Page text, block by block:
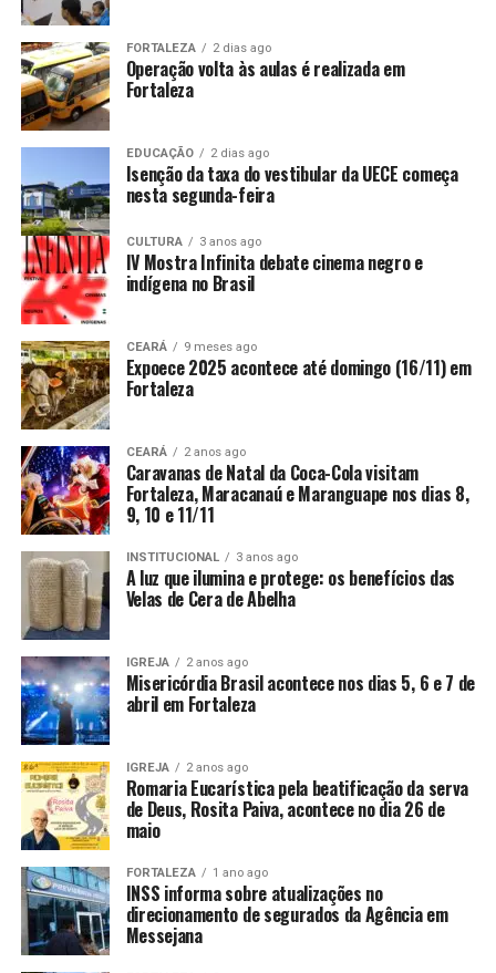
FORTALEZA 2 dias ago
Operação volta às aulas é realizada em
Fortaleza
EDUCAÇÃO 2 dias ago
Isenção da taxa do vestibular da UECE começa
nesta segunda-feira
CULTURA 3 anos ago
IV Mostra Infinita debate cinema negro e
indígena no Brasil
CEARÁ 9 meses ago
Expoece 2025 acontece até domingo (16/11) em
Fortaleza
CEARÁ 2 anos ago
Caravanas de Natal da Coca-Cola visitam
Fortaleza, Maracanaú e Maranguape nos dias 8,
9, 10 e 11/11
INSTITUCIONAL 3 anos ago
A luz que ilumina e protege: os benefícios das
Velas de Cera de Abelha
IGREJA 2 anos ago
Misericórdia Brasil acontece nos dias 5, 6 e 7 de
abril em Fortaleza
IGREJA 2 anos ago
Romaria Eucarística pela beatificação da serva
de Deus, Rosita Paiva, acontece no dia 26 de
maio
FORTALEZA 1 ano ago
INSS informa sobre atualizações no
direcionamento de segurados da Agência em
Messejana